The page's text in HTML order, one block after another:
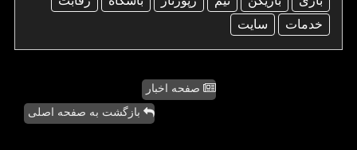
خدمات
سایت
صفحه اخبار
بازگشت به صفحه اصلی